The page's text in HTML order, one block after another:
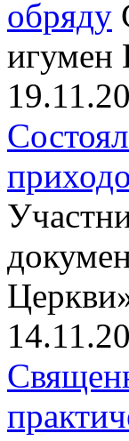
обряду
игумен